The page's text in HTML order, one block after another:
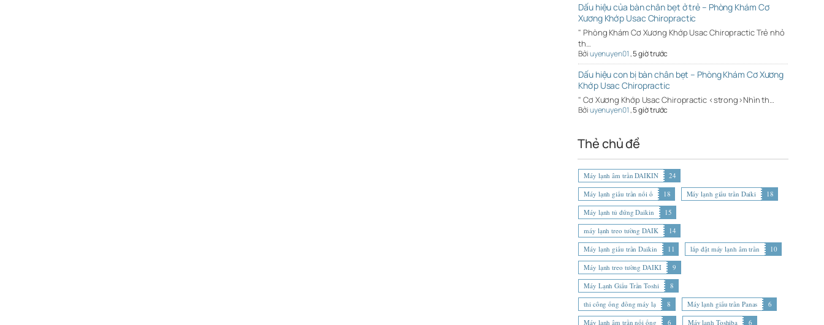
Dấu hiệu của bàn chân bẹt ở trẻ – Phòng Khám Cơ
Xương Khớp Usac Chiropractic
" Phòng Khám Cơ Xương Khớp Usac Chiropractic Trẻ nhỏ
th…
Bởiuyenuyen01,5 giờ trước
Dấu hiệu con bị bàn chân bẹt – Phòng Khám Cơ Xương
Khớp Usac Chiropractic
" Cơ Xương Khớp Usac Chiropractic <strong>Nhìn th…
Bởiuyenuyen01,5 giờ trước
Thẻ chủ đề
Máy lạnh âm trần DAIKIN
24
Máy lạnh giấu trần nối ố
18 Máy lạnh giấu trần Daiki
18
Máy lạnh tủ đứng Daikin
15
máy lạnh treo tường DAIK
14
Máy lạnh giấu trần Daikin
11 lắp đặt máy lạnh âm trần
10
Máy lạnh treo tường DAIKI
9
Máy Lạnh Giấu Trần Toshi
8
thi công ống đồng máy lạ
8 Máy lạnh giấu trần Panas
6
Máy lạnh âm trần nối ống
6 Máy lạnh Toshiba
6